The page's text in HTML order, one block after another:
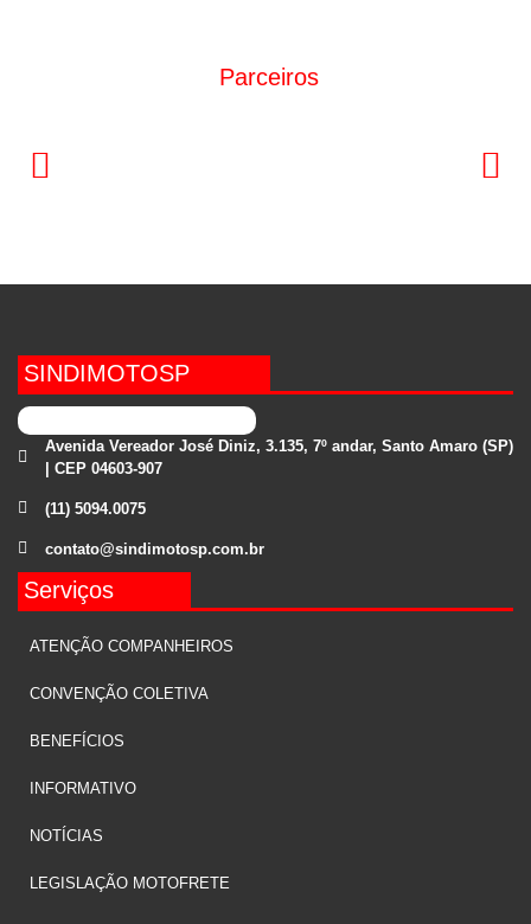
Parceiros
SINDIMOTOSP
Avenida Vereador José Diniz, 3.135, 7º andar, Santo Amaro (SP)
| CEP 04603-907
(11) 5094.0075
contato@sindimotosp.com.br
Serviços
ATENÇÃO COMPANHEIROS
CONVENÇÃO COLETIVA
BENEFÍCIOS
INFORMATIVO
NOTÍCIAS
LEGISLAÇÃO MOTOFRETE